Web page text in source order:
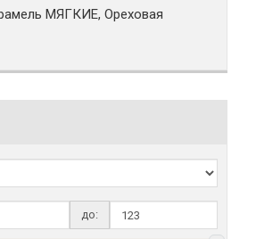
МЯГКИЕ, Ореховая
до: